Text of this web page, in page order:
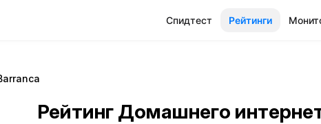
Спидтест Рейтинги
Рейтинг Домашнего